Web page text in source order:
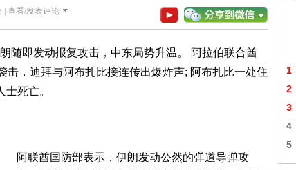
查看/发表评论
随即发动报复攻击，中东局势升温。 阿拉伯联合酋
，迪拜与阿布扎比接连传出爆炸声; 阿布扎比一处住
死亡。
阿联酋国防部表示，伊朗发动公然的弹道导弹攻
1
2
3
4
5